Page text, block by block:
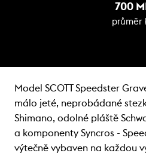
700
průměr
Model SCOTT Speedster
málo jeté, neprobádané
Shimano, odolné pláště
a komponenty Syncros -
výtečně vybaven na každou